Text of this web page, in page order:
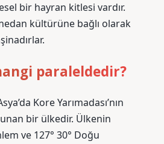
bir hayran kitlesi vardır.
kültürüne bağlı olarak
paraleldedir?
Kore Yarımadası’nın
bir ülkedir. Ülkenin
ve 127° 30° Doğu